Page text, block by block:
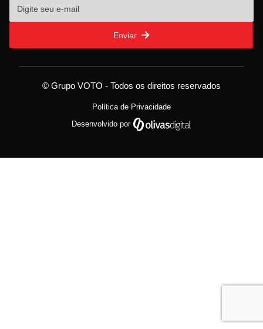
Enviar
© Grupo VOTO - Todos os direitos reservados
Política de Privacidade
Desenvolvido por